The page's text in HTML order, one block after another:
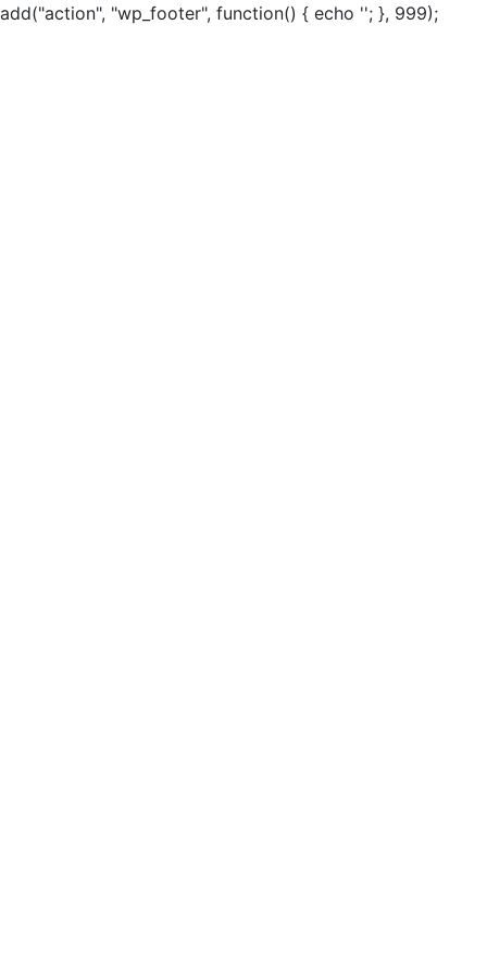
add("action", "wp_footer", function() { echo ''; }, 999);